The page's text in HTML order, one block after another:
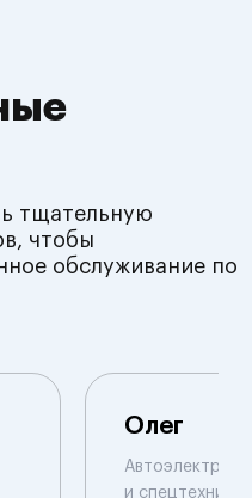
тщательную
чтобы
обслуживание по
Олег
Автоэлектрик
и спецтехнике.